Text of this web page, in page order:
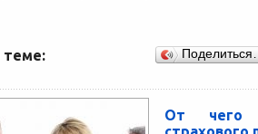
теме:
От чего